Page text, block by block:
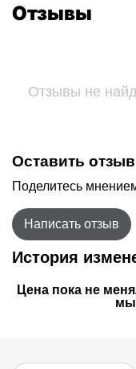
Отзывы
Отзывы не
Оставить
Поделитесь
Написать отзыв
История
Цена пока не
мы